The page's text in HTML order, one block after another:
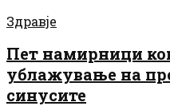
Здравје
Пет намирници
ублажување на
синусите